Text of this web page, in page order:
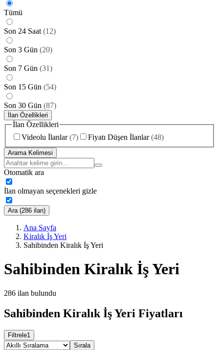
Tümü
Son 24 Saat (12)
Son 3 Gün (20)
Son 7 Gün (31)
Son 15 Gün (54)
Son 30 Gün (87)
İlan Özellikleri
İlan Özellikleri
Videolu İlanlar (7) Fiyatı Düşen İlanlar (48)
Arama Kelimesi
Otomatik ara
İlan olmayan seçenekleri gizle
Ara (286 ilan)
Ana Sayfa
Kiralık İş Yeri
Sahibinden Kiralık İş Yeri
Sahibinden Kiralık İş Yeri
286 ilan bulundu
Sahibinden Kiralık İş Yeri Fiyatları
Filtrele1
Sırala